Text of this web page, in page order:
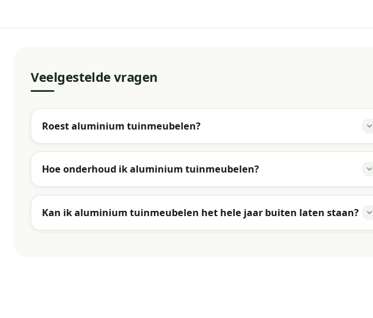
Veelgestelde vragen
Roest aluminium tuinmeubelen?
Hoe onderhoud ik aluminium tuinmeubelen?
Kan ik aluminium tuinmeubelen het hele jaar buiten laten staan?